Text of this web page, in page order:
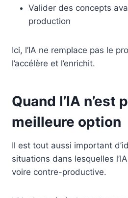
Valider des concepts
production
Ici, l’IA ne remplace pas le
l’accélère et l’enrichit.
Quand l’IA n’est
meilleure option
Il est tout aussi important
situations dans lesquelles
voire contre-productive.